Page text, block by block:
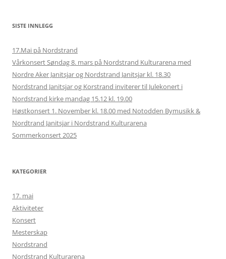
SISTE INNLEGG
17.Mai på Nordstrand
Vårkonsert Søndag 8. mars på Nordstrand Kulturarena med
Nordre Aker Janitsjar og Nordstrand Janitsjar kl. 18.30
Nordstrand Janitsjar og Korstrand inviterer til Julekonert i
Nordstrand kirke mandag 15.12 kl. 19.00
Høstkonsert 1. November kl. 18.00 med Notodden Bymusikk &
Nordtrand Janitsjar i Nordstrand Kulturarena
Sommerkonsert 2025
KATEGORIER
17. mai
Aktiviteter
Konsert
Mesterskap
Nordstrand
Nordstrand Kulturarena